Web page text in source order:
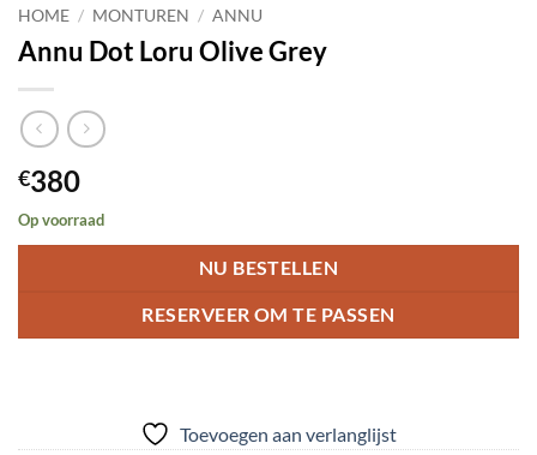
HOME / MONTUREN / ANNU
Annu Dot Loru Olive Grey
€380
Op voorraad
NU BESTELLEN
RESERVEER OM TE PASSEN
Toevoegen aan verlanglijst